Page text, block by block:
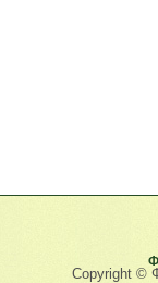
Copyright ©